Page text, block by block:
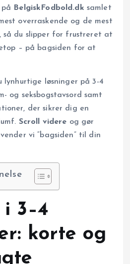
BelgiskFodbold.dk samlet
overraskende og de mest
så du slipper for frustreret at
– på bagsiden for at
løsninger på 3-4
og seksbogstavsord samt
der sikrer dig en
Scroll videre og gør
vi “bagsiden” til din
3–4
korte og